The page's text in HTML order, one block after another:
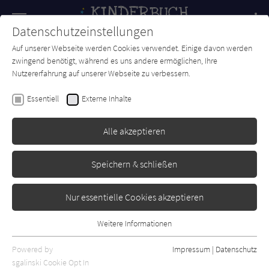
SUCHE Forum Charts Newsletter
Christian Dreller
Standard
Alle Altersgruppen anzeigen
Datenschutzeinstellungen
Auf unserer Webseite werden Cookies verwendet. Einige davon werden
zwingend benötigt, während es uns andere ermöglichen, Ihre
Nutzererfahrung auf unserer Webseite zu verbessern.
Essentiell Externe Inhalte
Alle akzeptieren
Speichern & schließen
Nur essentielle Cookies akzeptieren
Essentielle Cookies werden für grundlegende Funktionen der
Webseite benötigt. Dadurch ist gewährleistet, dass die Webseite
Weitere Informationen
Powered by
sgalinski Cookie Opt In
Impressum | Datenschutz